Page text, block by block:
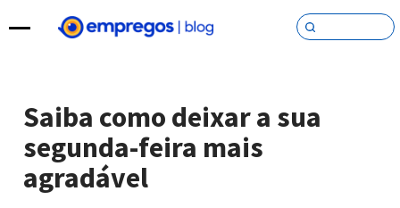
Pular para o conteúdo
Saiba como deixar a sua
segunda-feira mais
agradável